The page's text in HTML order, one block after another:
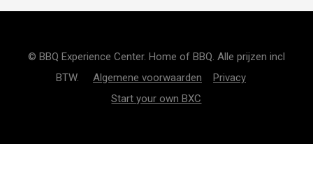
© BBQ Experience Center. Home of BBQ. Alle prijzen incl
BTW. Algemene voorwaarden
Privacy
Start your own BXC